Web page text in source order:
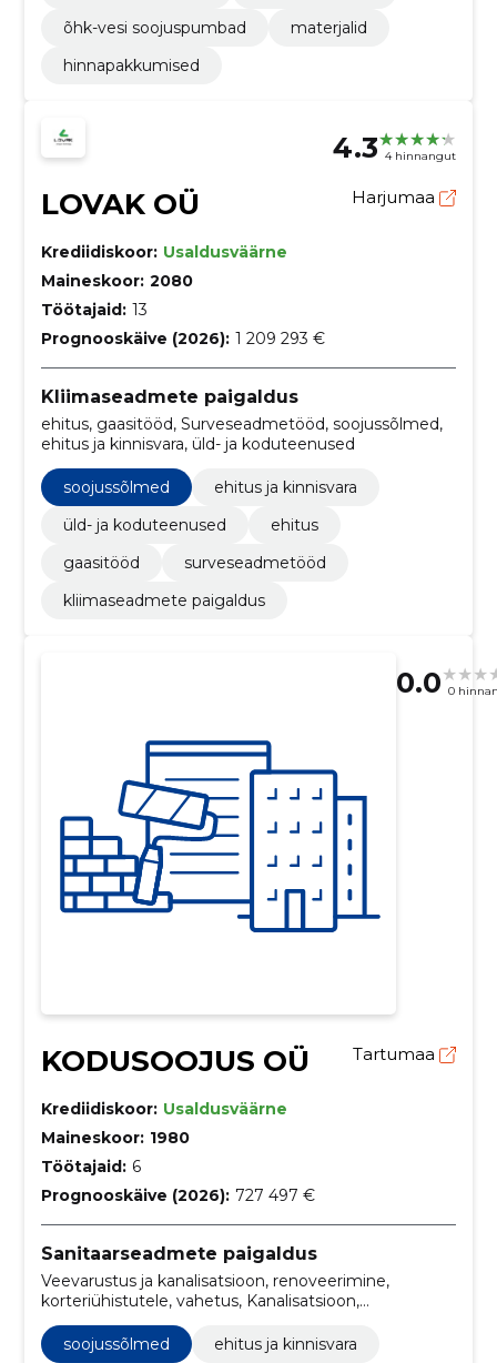
õhk-vesi soojuspumbad
materjalid
hinnapakkumised
4.3 4 hinnangut
LOVAK OÜ Harjumaa
Krediidiskoor: Usaldusväärne
Maineskoor: 2080
Töötajaid: 13
Prognooskäive (2026): 1 209 293 €
Kliimaseadmete paigaldus
ehitus, gaasitööd, Surveseadmetööd, soojussõlmed,
ehitus ja kinnisvara, üld- ja koduteenused
soojussõlmed
ehitus ja kinnisvara
üld- ja koduteenused
ehitus
gaasitööd
surveseadmetööd
kliimaseadmete paigaldus
0.0 0
KODUSOOJUS OÜ Tartumaa
Krediidiskoor: Usaldusväärne
Maineskoor: 1980
Töötajaid: 6
Prognooskäive (2026): 727 497 €
Sanitaarseadmete paigaldus
Veevarustus ja kanalisatsioon, renoveerimine,
korteriühistutele, vahetus, Kanalisatsioon,
soojusvahetite hooldus, hooldus ja paigaldus
soojussõlmed
ehitus ja kinnisvara